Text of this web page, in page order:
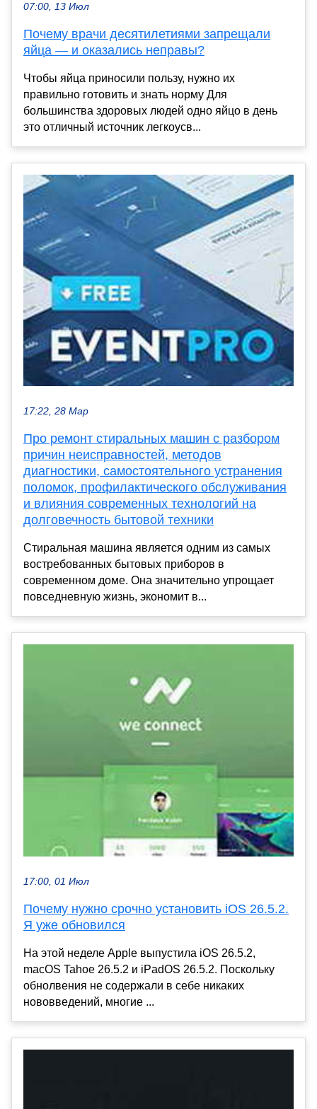
07:00, 13 Июл
Почему врачи десятилетиями запрещали
яйца — и оказались неправы?
Чтобы яйца приносили пользу, нужно их
правильно готовить и знать норму Для
большинства здоровых людей одно яйцо в день
это отличный источник легкоусв...
17:22, 28 Мар
Про ремонт стиральных машин с разбором
причин неисправностей, методов
диагностики, самостоятельного устранения
поломок, профилактического обслуживания
и влияния современных технологий на
долговечность бытовой техники
Стиральная машина является одним из самых
востребованных бытовых приборов в
современном доме. Она значительно упрощает
повседневную жизнь, экономит в...
17:00, 01 Июл
Почему нужно срочно установить iOS 26.5.2.
Я уже обновился
На этой неделе Apple выпустила iOS 26.5.2,
macOS Tahoe 26.5.2 и iPadOS 26.5.2. Поскольку
обнолвения не содержали в себе никаких
нововведений, многие ...